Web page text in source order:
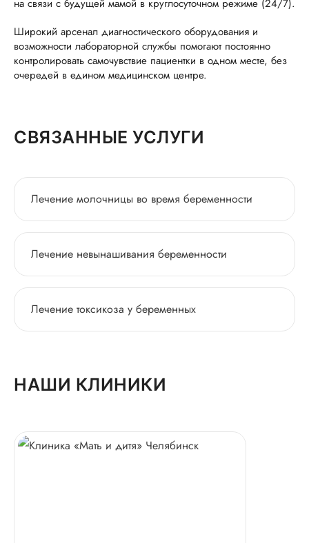
на связи с будущей мамой в круглосуточном режиме (24/7).
Широкий арсенал диагностического оборудования и
возможности лабораторной службы помогают постоянно
контролировать самочувствие пациентки в одном месте, без
очередей в едином медицинском центре.
СВЯЗАННЫЕ УСЛУГИ
Лечение молочницы во время беременности
Лечение невынашивания беременности
Лечение токсикоза у беременных
НАШИ КЛИНИКИ